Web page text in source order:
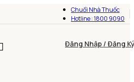
Chuổi Nhà Thuốc
Hotline : 1800 9090
Đăng Nhập / Đăng